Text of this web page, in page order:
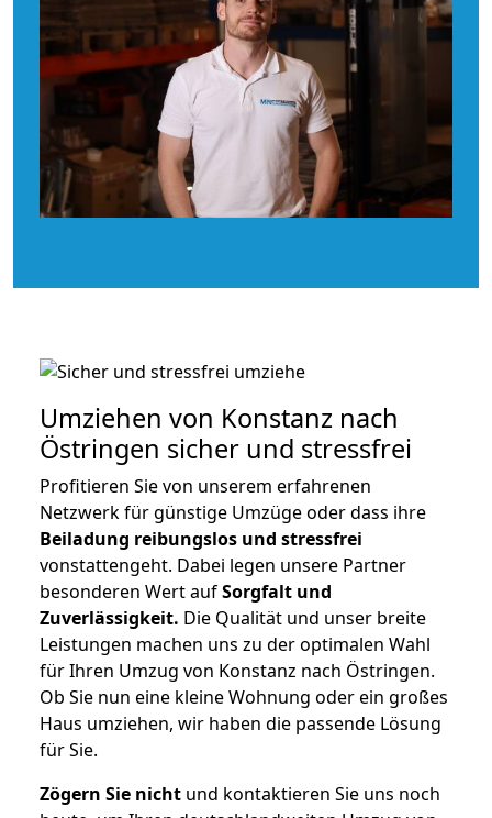
Umziehen von Konstanz nach
Östringen sicher und stressfrei
Profitieren Sie von unserem erfahrenen
Netzwerk für günstige Umzüge oder dass ihre
Beiladung reibungslos und stressfrei
vonstattengeht. Dabei legen unsere Partner
besonderen Wert aufSorgfalt und
Zuverlässigkeit. Die Qualität und unser breite
Leistungen machen uns zu der optimalen Wahl
für Ihren Umzug von Konstanz nach Östringen.
Ob Sie nun eine kleine Wohnung oder ein großes
Haus umziehen, wir haben die passende Lösung
für Sie.
Zögern Sie nicht und kontaktieren Sie uns noch